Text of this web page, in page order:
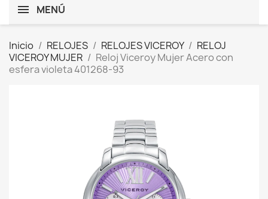
MENÚ
Inicio RELOJES RELOJES VICEROY
RELOJ
VICEROY MUJER
Reloj Viceroy Mujer Acero con
esfera violeta 401268-93